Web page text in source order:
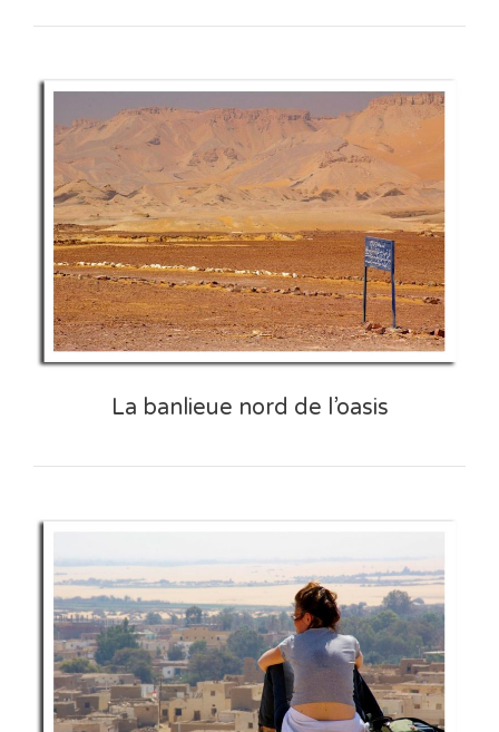
La banlieue nord de l’oasis